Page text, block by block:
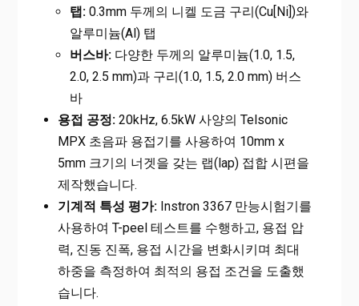
탭:0.3mm 두께의 니켈 도금 구리(Cu[Ni])와
알루미늄(Al) 탭
버스바:다양한 두께의 알루미늄(1.0, 1.5,
2.0, 2.5 mm)과 구리(1.0, 1.5, 2.0 mm) 버스
바
용접 공정:20kHz, 6.5kW 사양의 Telsonic
MPX 초음파 용접기를 사용하여 10mm x
5mm 크기의 너겟을 갖는 랩(lap) 접합 시편을
제작했습니다.
기계적 특성 평가:Instron 3367 만능시험기를
사용하여 T-peel 테스트를 수행하고, 용접 압
력, 진동 진폭, 용접 시간을 변화시키며 최대
하중을 측정하여 최적의 용접 조건을 도출했
습니다.